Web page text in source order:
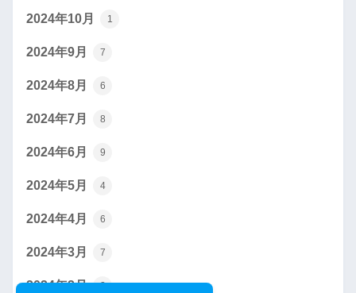
2024年10月 1
2024年9月 7
2024年8月 6
2024年7月 8
2024年6月 9
2024年5月 4
2024年4月 6
2024年3月 7
2024年2月 2